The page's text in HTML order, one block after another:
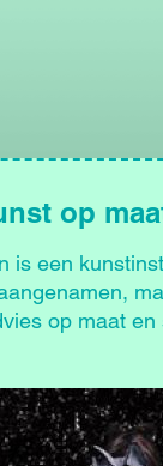
op
is een
op maat